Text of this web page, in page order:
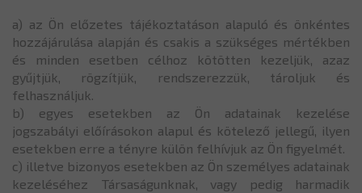
a) az Ön előzetes tájékoztatáson alapuló és önkéntes
hozzájárulása alapján és csakis a szükséges mértékben
és minden esetben célhoz kötötten kezeljük, azaz
gyűjtjük, rögzítjük, rendszerezzük, tároljuk és
felhasználjuk.
b) egyes esetekben az Ön adatainak kezelése
jogszabályi előírásokon alapul és kötelező jellegű, ilyen
esetekben erre a tényre külön felhívjuk az Ön figyelmét.
c) illetve bizonyos esetekben az Ön személyes adatainak
kezeléséhez Társaságunknak, vagy pedig harmadik